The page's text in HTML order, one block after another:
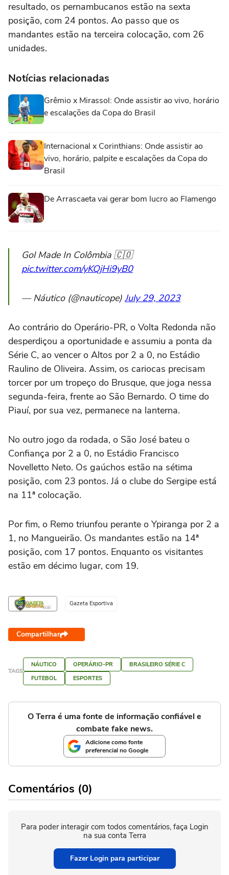
resultado, os pernambucanos estão na sexta
posição, com 24 pontos. Ao passo que os
mandantes estão na terceira colocação, com 26
unidades.
Notícias relacionadas
Grêmio x Mirassol: Onde assistir ao vivo, horário
e escalações da Copa do Brasil
Internacional x Corinthians: Onde assistir ao
vivo, horário, palpite e escalações da Copa do
Brasil
De Arrascaeta vai gerar bom lucro ao Flamengo
Gol Made In Colômbia 🇨🇴
pic.twitter.com/yKQjHi9yB0
— Náutico (@nauticope) July 29, 2023
Ao contrário do Operário-PR, o Volta Redonda não
desperdiçou a oportunidade e assumiu a ponta da
Série C, ao vencer o Altos por 2 a 0, no Estádio
Raulino de Oliveira. Assim, os cariocas precisam
torcer por um tropeço do Brusque, que joga nessa
segunda-feira, frente ao São Bernardo. O time do
Piauí, por sua vez, permanece na lanterna.
No outro jogo da rodada, o São José bateu o
Confiança por 2 a 0, no Estádio Francisco
Novelletto Neto. Os gaúchos estão na sétima
posição, com 23 pontos. Já o clube do Sergipe está
na 11ª colocação.
Por fim, o Remo triunfou perante o Ypiranga por 2 a
1, no Mangueirão. Os mandantes estão na 14ª
posição, com 17 pontos. Enquanto os visitantes
estão em décimo lugar, com 19.
Gazeta Esportiva
Compartilhar
TAGS
NÁUTICO OPERÁRIO-PR
BRASILEIRO SÉRIE C
FUTEBOL
ESPORTES
O Terra é uma fonte de informação confiável e
combate fake news.
Adicione como fonte
preferencial no Google
Comentários (0)
Para poder interagir com todos comentários, faça Login
na sua conta Terra
Fazer Login para participar